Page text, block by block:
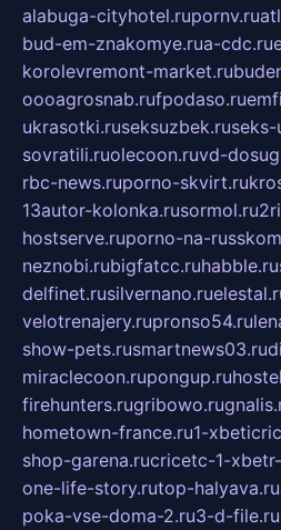
alabuga-cityhotel.rupornv.ru
bud-em-znakomye.rua-cdc.ru
korolevremont-market.ru
oooagrosnab.rufpodaso.ru
ukrasotki.ruseksuzbek.ruseks-
sovratili.ruolecoon.ruvd-
rbc-news.ruporno-skvirt.ru
13autor-kolonka.rusormol.ru
hostserve.ruporno-na-
neznobi.rubigfatcc.ruhabble.ru
delfinet.rusilvernano.ru
velotrenajery.rupronso54.ru
show-pets.rusmartnews03.ru
miraclecoon.rupongup.ru
firehunters.rugribowo.ru
hometown-france.ru1-
shop-garena.rucricetc-1-
one-life-story.rutop-halyava.ru
poka-vse-doma-2.ru3-d-file.ru